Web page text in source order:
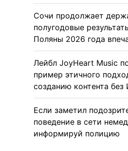
Сочи продолжает
полугодовые
Поляны 2026 года
Лейбл JoyHeart Music
пример этичного
созданию контента без
Если заметил
поведение в сети
информируй полицию